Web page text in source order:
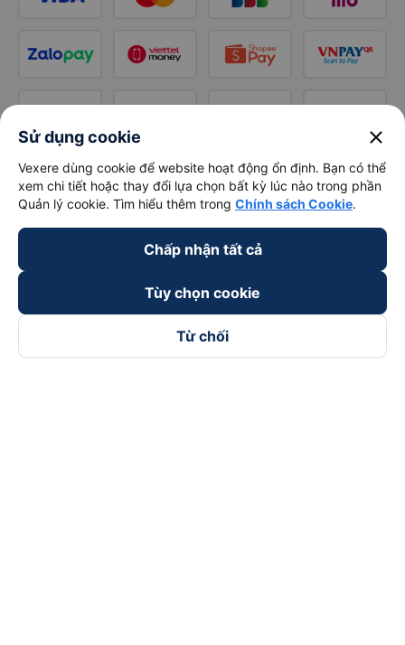
Sử dụng cookie close
Vexere dùng cookie để website hoạt động ổn định. Bạn có thể
xem chi tiết hoặc thay đổi lựa chọn bất kỳ lúc nào trong phần
Quản lý cookie. Tìm hiểu thêm trong Chính sách Cookie.
Chấp nhận tất cả
Tùy chọn cookie
Từ chối